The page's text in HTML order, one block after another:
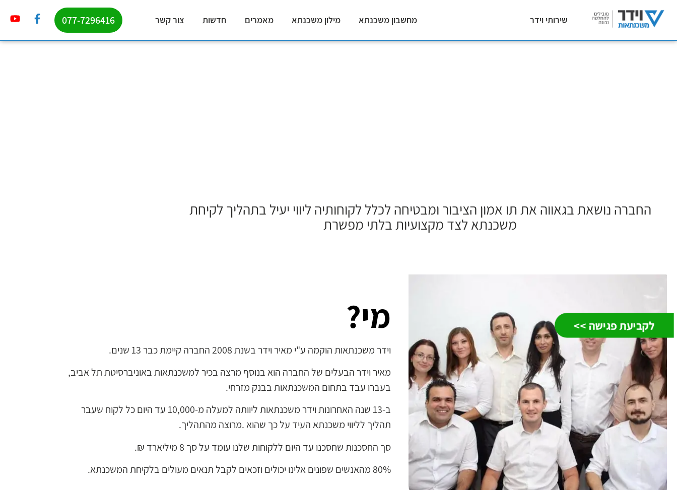
לקביעת פגישה >>
שירותי וידר מחשבון משכנתא מילון משכנתא מאמרים חדשות צור קשר 077-7296416
החברה נושאת בגאווה את תו אמון הציבור ומבטיחה לכלל לקוחותיה ליווי יעיל בתהליך לקיחת
משכנתא לצד מקצועיות בלתי מפשרת
מי?
וידר משכנתאות הוקמה ע"י מאיר וידר בשנת 2008 החברה קיימת כבר 13 שנים.
מאיר וידר הבעלים של החברה הוא בנוסף מרצה בכיר למשכנתאות באוניברסיטת תל אביב,
בעברו עבד בתחום המשכנתאות בבנק מזרחי.
ב-13 שנה האחרונות וידר משכנתאות ליוותה למעלה מ-10,000 עד היום כל לקוח שעבר
תהליך לליווי משכנתא העיד על כך שהוא .מרוצה מהתהליך.
סך החסכנות שחסכנו עד היום ללקוחות שלנו עומד על סך 8 מיליארד ₪.
80% מהאנשים שפונים אלינו יכולים וזכאים לקבל תנאים מעולים בלקיחת המשכנתא.